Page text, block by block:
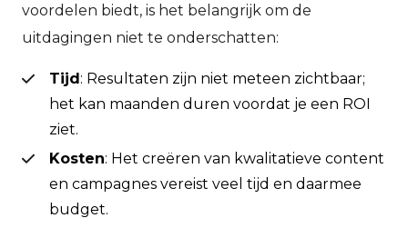
voordelen biedt, is het belangrijk om de
uitdagingen niet te onderschatten:
Tijd: Resultaten zijn niet meteen zichtbaar;
het kan maanden duren voordat je een ROI
ziet.
Kosten: Het creëren van kwalitatieve content
en campagnes vereist veel tijd en daarmee
budget.